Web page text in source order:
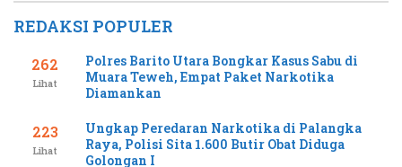
REDAKSI POPULER
262
Lihat
Polres Barito Utara Bongkar Kasus Sabu di
Muara Teweh, Empat Paket Narkotika
Diamankan
223
Lihat
Ungkap Peredaran Narkotika di Palangka
Raya, Polisi Sita 1.600 Butir Obat Diduga
Golongan I